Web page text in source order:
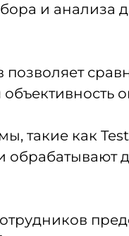
и анализа
такие как
обрабатывают